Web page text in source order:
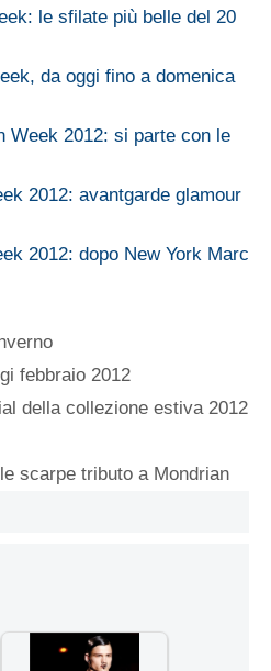
le sfilate più belle del 20
da oggi fino a domenica
Week 2012: si parte con le
2012: avantgarde glamour
2012: dopo New York Marc
febbraio 2012
della collezione estiva 2012
scarpe tributo a Mondrian